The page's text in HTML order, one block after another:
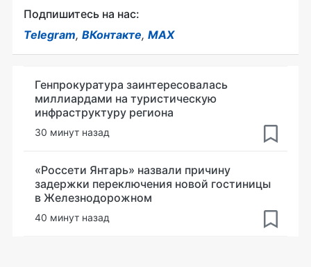
Подпишитесь на нас:
Telegram, ВКонтакте, MAX
Генпрокуратура заинтересовалась
миллиардами на туристическую
инфраструктуру региона
30 минут назад
«Россети Янтарь» назвали причину
задержки переключения новой гостиницы
в Железнодорожном
40 минут назад